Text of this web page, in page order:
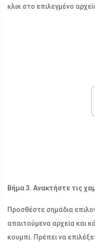
κλικ στο επιλεγμένο
Βήμα 3. Ανακτήστε τις
Προσθέστε σημάδια
απαιτούμενα αρχεία και
κουμπί. Πρέπει να